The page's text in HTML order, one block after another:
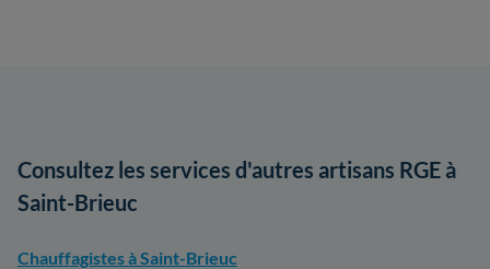
Consultez les services d'autres artisans RGE à
Saint-Brieuc
Chauffagistes à Saint-Brieuc